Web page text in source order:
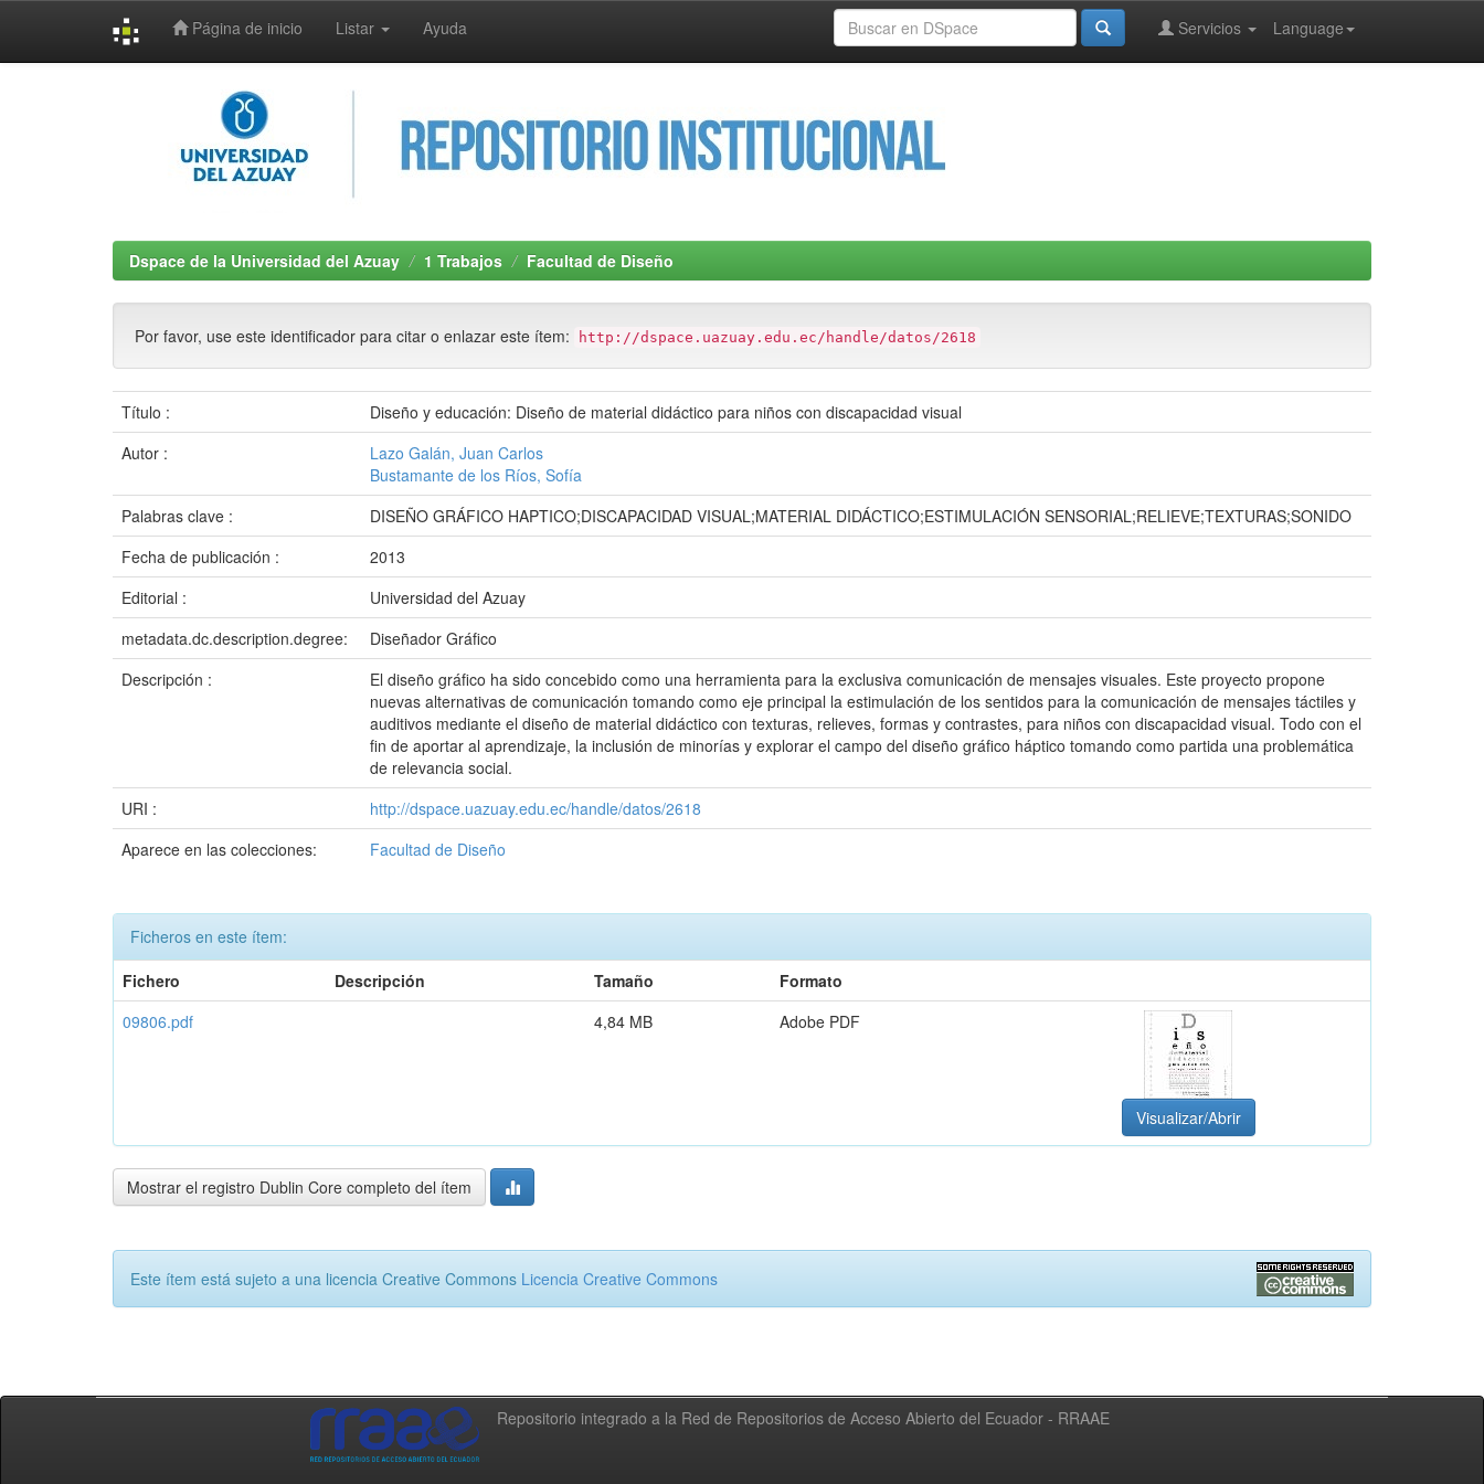
Página de inicio Listar Ayuda Language
Servicios
Dspace de la Universidad del Azuay 1 Trabajos Facultad de Diseño
Por favor, use este identificador para citar o enlazar este ítem: http://dspace.uazuay.edu.ec/handle/datos/2618
Título :
Diseño y educación: Diseño de material didáctico para niños con discapacidad visual
Autor :
Lazo Galán, Juan Carlos
Bustamante de los Ríos, Sofía
Palabras clave :
DISEÑO GRÁFICO HAPTICO;DISCAPACIDAD VISUAL;MATERIAL DIDÁCTICO;ESTIMULACIÓN SENSORIAL;RELIEVE;TEXTURAS;SONIDO
Fecha de publicación :
2013
Editorial :
Universidad del Azuay
metadata.dc.description.degree:
Diseñador Gráfico
Descripción :
El diseño gráfico ha sido concebido como una herramienta para la exclusiva comunicación de mensajes visuales. Este proyecto propone
nuevas alternativas de comunicación tomando como eje principal la estimulación de los sentidos para la comunicación de mensajes táctiles y
auditivos mediante el diseño de material didáctico con texturas, relieves, formas y contrastes, para niños con discapacidad visual. Todo con el
fin de aportar al aprendizaje, la inclusión de minorías y explorar el campo del diseño gráfico háptico tomando como partida una problemática
de relevancia social.
URI :
http://dspace.uazuay.edu.ec/handle/datos/2618
Aparece en las colecciones:
Facultad de Diseño
Ficheros en este ítem:
Fichero
Descripción Tamaño
Formato
09806.pdf
4,84 MB Adobe PDF
Visualizar/Abrir
Mostrar el registro Dublin Core completo del ítem
Este ítem está sujeto a una licencia Creative Commons Licencia Creative Commons
Repositorio integrado a la Red de Repositorios de Acceso Abierto del Ecuador - RRAAE